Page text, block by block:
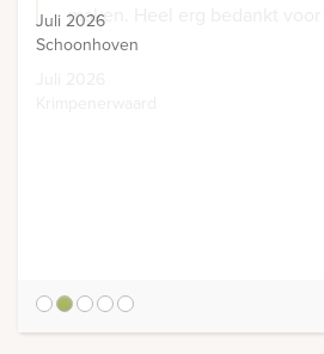
Juli 2026
Schoonhoven
maken. Heel erg bedankt voor